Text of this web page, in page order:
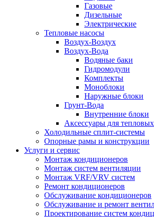
Газовые
Дизельные
Электрические
Тепловые насосы
Воздух-Воздух
Воздух-Вода
Водяные баки
Гидромодули
Комплекты
Моноблоки
Наружные блоки
Грунт-Вода
Внутренние блоки
Аксессуары для
Холодильные сплит-системы
Опорные рамы и конструкции
Услуги и сервис
Монтаж кондиционеров
Монтаж систем вентиляции
Монтаж VRF/VRV систем
Ремонт кондиционеров
Обслуживание кондиционеров
Обслуживание и ремонт
Проектирование систем